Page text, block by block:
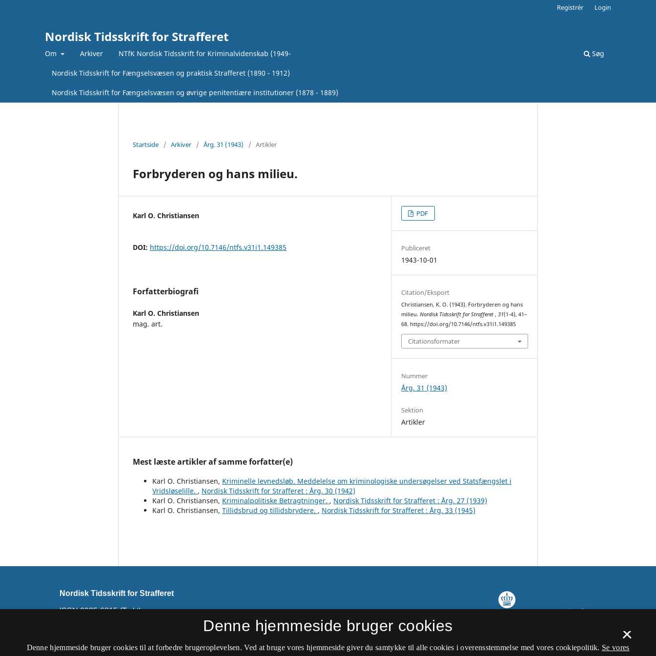
Nordisk Tidsskrift for Strafferet
Om Arkiver NTfK Nordisk Tidsskrift for Kriminalvidenskab (1949-
Nordisk Tidsskrift for Fængselsvæsen og praktisk Strafferet (1890 - 1912)
Nordisk Tidsskrift for Fængselsvæsen og øvrige penitentiære institutioner (1878 - 1889)
Søg
Registrér Login
Startside / Arkiver / Årg. 31 (1943) / Artikler
Forbryderen og hans milieu.
Karl O. Christiansen
DOI: https://doi.org/10.7146/ntfs.v31i1.149385
Forfatterbiografi
Karl O. Christiansen
mag. art.
PDF
Publiceret
1943-10-01
Citation/Eksport
Christiansen, K. O. (1943). Forbryderen og hans
milieu.Nordisk Tidsskrift for Strafferet,31(1-4), 41–
68. https://doi.org/10.7146/ntfs.v31i1.149385
Citationsformater
Nummer
Årg. 31 (1943)
Sektion
Artikler
Mest læste artikler af samme forfatter(e)
Karl O. Christiansen, Kriminelle levnedsløb. Meddelelse om kriminologiske undersøgelser ved Statsfængslet i
Vridsløselille. , Nordisk Tidsskrift for Strafferet : Årg. 30 (1942)
Karl O. Christiansen, Kriminalpolitiske Betragtninger. , Nordisk Tidsskrift for Strafferet : Årg. 27 (1939)
Karl O. Christiansen, Tillidsbrud og tillidsbrydere. , Nordisk Tidsskrift for Strafferet : Årg. 33 (1945)
Nordisk Tidsskrift for Strafferet
ISSN 0905-6815 (Trykt)
Nordisk Tidsskrift for Kriminalvidenskab.
×
Denne hjemmeside bruger cookies
Denne hjemmeside bruger cookies til at forbedre brugeroplevelsen. Ved at bruge vores hjemmeside giver du samtykke til alle cookies i overensstemmelse med vores cookiepolitik. Se vores